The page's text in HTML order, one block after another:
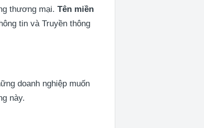
thương mại.Tên miền
tin và Truyền thông
doanh nghiệp muốn
này.